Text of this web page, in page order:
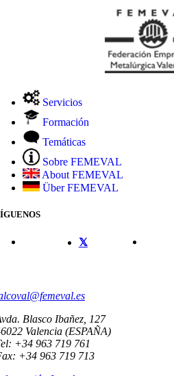
Servicios
Formación
Temáticas
Sobre FEMEVAL
About FEMEVAL
Über FEMEVAL
Blasco Ibañez, 127
Valencia (ESPAÑA)
+34 963 719 761
+34 963 719 713